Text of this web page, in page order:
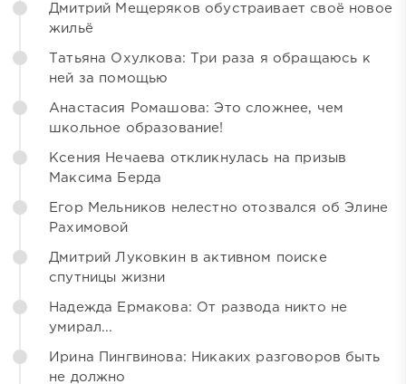
Дмитрий Мещеряков обустраивает своё новое
жильё
Татьяна Охулкова: Три раза я обращаюсь к
ней за помощью
Анастасия Ромашова: Это сложнее, чем
школьное образование!
Ксения Нечаева откликнулась на призыв
Максима Берда
Егор Мельников нелестно отозвался об Элине
Рахимовой
Дмитрий Луковкин в активном поиске
спутницы жизни
Надежда Ермакова: От развода никто не
умирал...
Ирина Пингвинова: Никаких разговоров быть
не должно